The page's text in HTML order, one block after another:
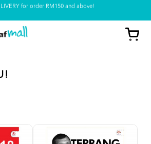
option is available at our store